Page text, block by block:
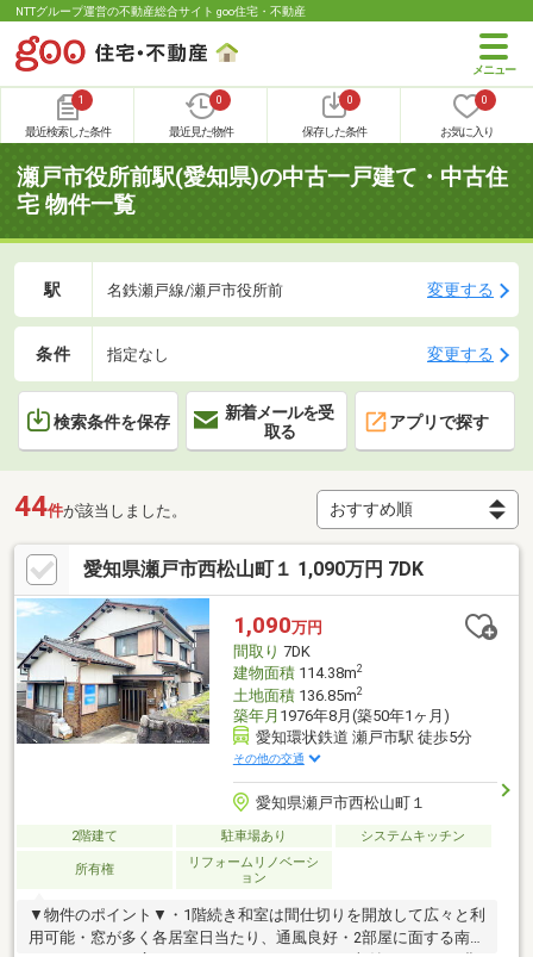
NTTグループ運営の不動産総合サイト goo住宅・不動産
1
最近検索した条件
0
最近見た物件
0
保存した条件
0
お気に入り
瀬戸市役所前駅(愛知県)の中古一戸建て・中古住
宅 物件一覧
駅 名鉄瀬戸線/瀬戸市役所前 変更する
条件 指定なし 変更する
検索条件を保存
新着メールを受
取る
アプリで探す
44件が該当しました。
愛知県瀬戸市西松山町１ 1,090万円 7DK
1,090万円
間取り 7DK
建物面積114.38m2
土地面積136.85m2
築年月 1976年8月(築50年1ヶ月)
愛知環状鉄道 瀬戸市駅 徒歩5分
その他の交通
愛知県瀬戸市西松山町１
2階建て 駐車場あり システムキッチン
所有権
リフォームリノベーシ
ョン
▼物件のポイント▼・1階続き和室は間仕切りを開放して広々と利
用可能・窓が多く各居室日当たり、通風良好・2部屋に面する南向